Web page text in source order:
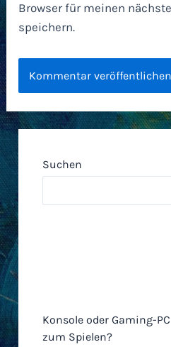
Browser für meinen
speichern.
Suchen
Konsole oder Gaming-
zum Spielen?